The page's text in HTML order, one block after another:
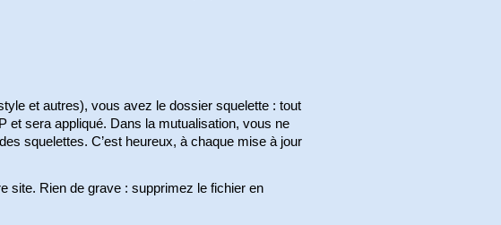
et autres), vous avez le dossier squelette : tout
et sera appliqué. Dans la mutualisation, vous ne
squelettes. C’est heureux, à chaque mise à jour
site. Rien de grave : supprimez le fichier en